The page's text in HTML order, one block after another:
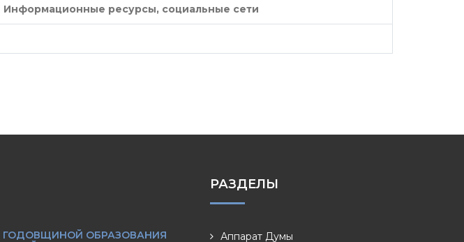
Информационные ресурсы, социальные сети
ГОДОВЩИНОЙ ОБРАЗОВАНИЯ
РАЗДЕЛЫ
Аппарат Думы